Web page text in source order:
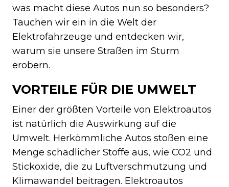
was macht diese Autos nun so besonders?
Tauchen wir ein in die Welt der
Elektrofahrzeuge und entdecken wir,
warum sie unsere Straßen im Sturm
erobern.
VORTEILE FÜR DIE UMWELT
Einer der größten Vorteile von Elektroautos
ist natürlich die Auswirkung auf die
Umwelt. Herkömmliche Autos stoßen eine
Menge schädlicher Stoffe aus, wie CO2 und
Stickoxide, die zu Luftverschmutzung und
Klimawandel beitragen. Elektroautos